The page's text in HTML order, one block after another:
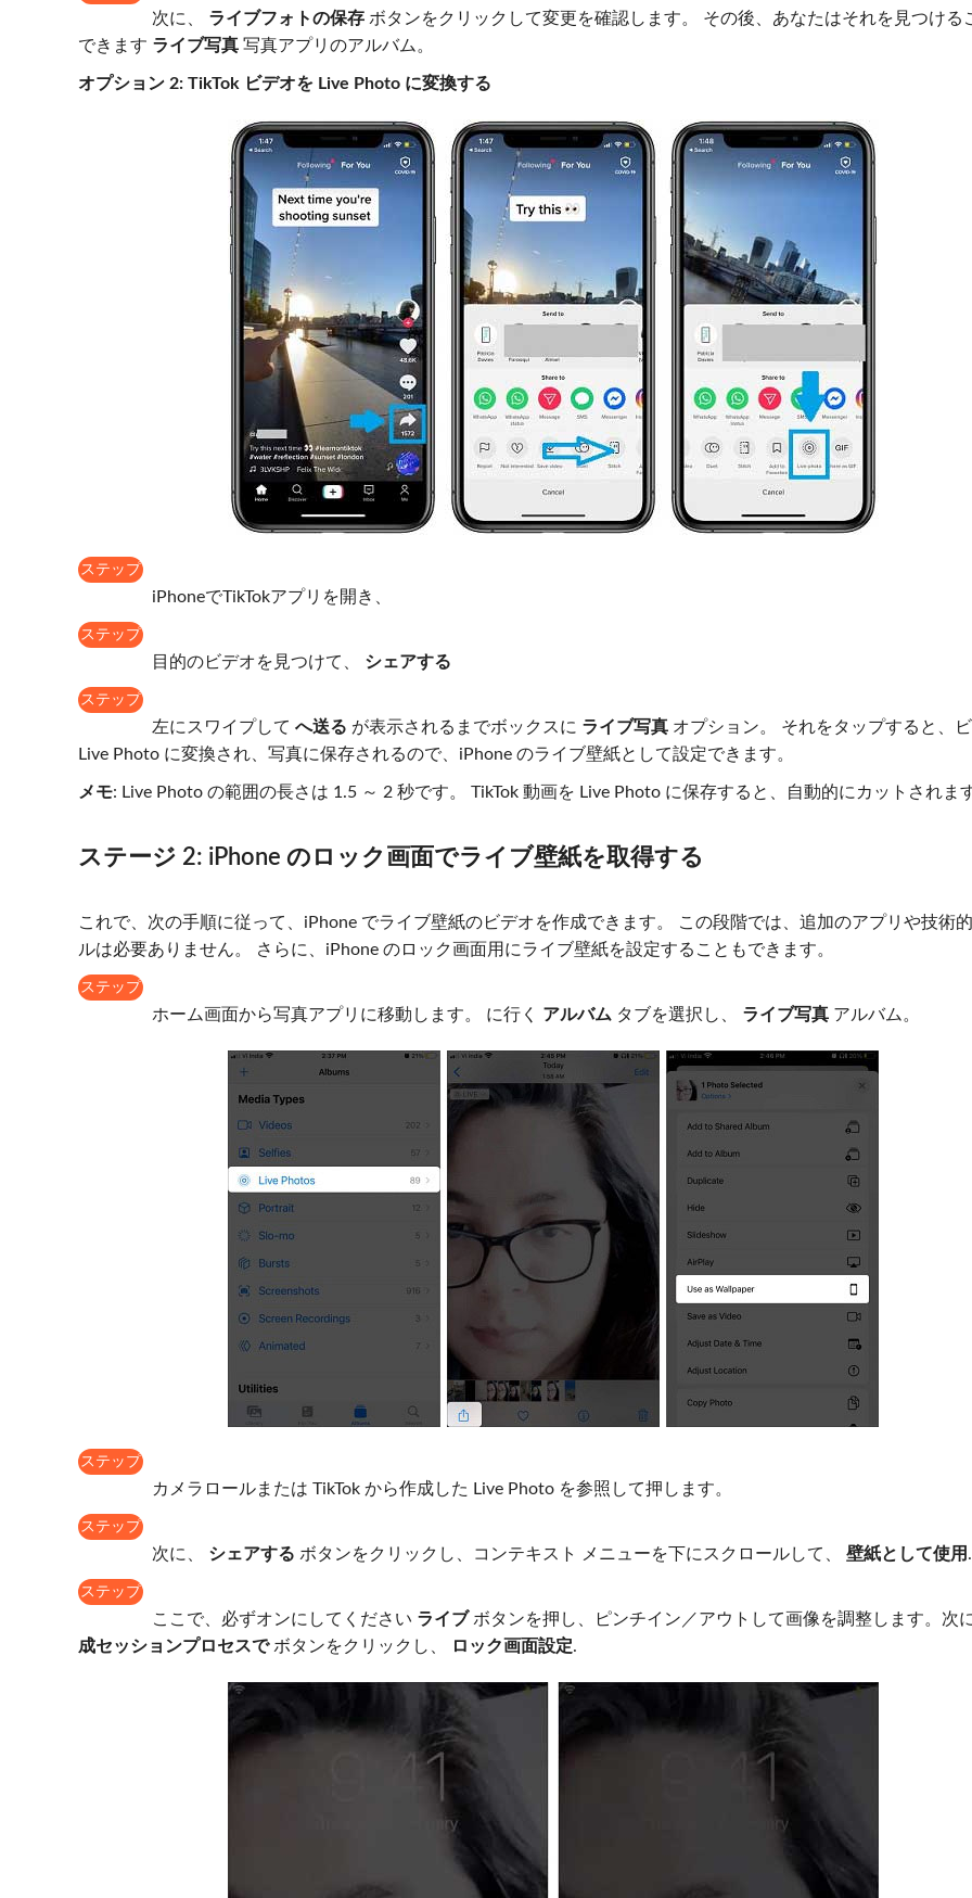
次に、 ライブフォトの保存 ボタンをクリックして変更を確認します。 その後、あなたはそれを見つける
できます ライブ写真 写真アプリのアルバム。
オプション 2: TikTok ビデオを Live Photo に変換する
ステップ
iPhoneでTikTokアプリを開き、
ステップ
目的のビデオを見つけて、 シェアする
ステップ
左にスワイプして へ送る が表示されるまでボックスに ライブ写真 オプション。 それをタップすると、
Live Photo に変換され、写真に保存されるので、iPhone のライブ壁紙として設定できます。
メモ: Live Photo の範囲の長さは 1.5 ～ 2 秒です。 TikTok 動画を Live Photo に保存すると、自動的にカットされま
ステージ 2: iPhone のロック画面でライブ壁紙を取得する
これで、次の手順に従って、iPhone でライブ壁紙のビデオを作成できます。 この段階では、追加のアプリや技術
ルは必要ありません。 さらに、iPhone のロック画面用にライブ壁紙を設定することもできます。
ステップ
ホーム画面から写真アプリに移動します。 に行く アルバム タブを選択し、 ライブ写真 アルバム。
ステップ
カメラロールまたは TikTok から作成した Live Photo を参照して押します。
ステップ
次に、 シェアする ボタンをクリックし、コンテキスト メニューを下にスクロールして、 壁紙として使用 .
ステップ
ここで、必ずオンにしてください ライブ ボタンを押し、ピンチイン／アウトして画像を調整します。次
成セッションプロセスでボタンをクリックし、 ロック画面設定.